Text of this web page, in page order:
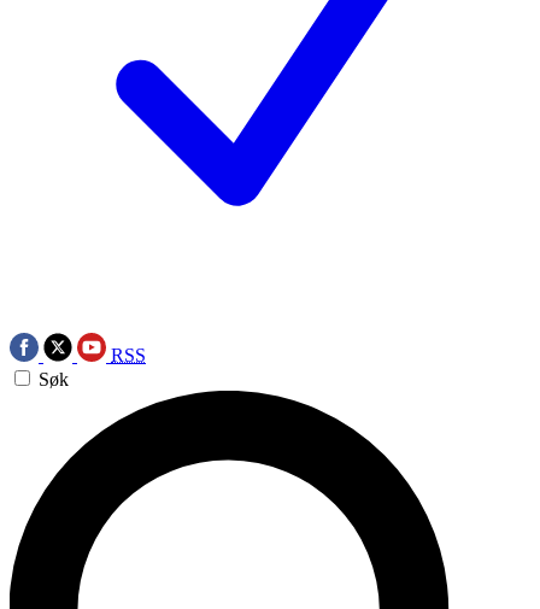
RSS
Søk